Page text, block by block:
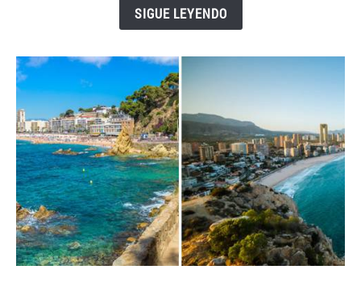
SIGUE LEYENDO